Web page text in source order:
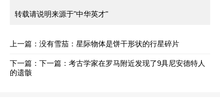
转载请说明来源于"中华英才"
上一篇： 没有雪茄：星际物体是饼干形状的行星碎片
下一篇： 下一篇： 考古学家在罗马附近发现了9具尼安德特人
的遗骸